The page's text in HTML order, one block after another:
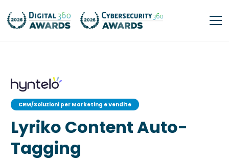
CRM/Soluzioni per Marketing e Vendite
Lyriko Content Auto-
Tagging